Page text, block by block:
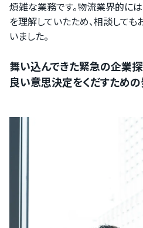
煩雑な業務です。物流業界的に
を理解していたため、相談しても
いました。
舞い込んできた緊急の企業探
良い意思決定をくだすための